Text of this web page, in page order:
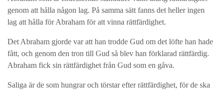
genom att hålla någon lag. På samma sätt fanns det heller ingen
lag att hålla för Abraham för att vinna rättfärdighet.
Det Abraham gjorde var att han trodde Gud om det löfte han hade
fått, och genom den tron till Gud så blev han förklarad rättfärdig.
Abraham fick sin rättfärdighet från Gud som en gåva.
Saliga är de som hungrar och törstar efter rättfärdighet, för de ska